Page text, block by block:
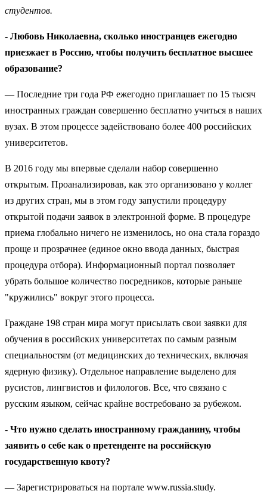
студентов.
- Любовь Николаевна, сколько иностранцев ежегодно
приезжает в Россию, чтобы получить бесплатное высшее
образование?
— Последние три года РФ ежегодно приглашает по 15 тысяч
иностранных граждан совершенно бесплатно учиться в наших
вузах. В этом процессе задействовано более 400 российских
университетов.
В 2016 году мы впервые сделали набор совершенно
открытым. Проанализировав, как это организовано у коллег
из других стран, мы в этом году запустили процедуру
открытой подачи заявок в электронной форме. В процедуре
приема глобально ничего не изменилось, но она стала гораздо
проще и прозрачнее (единое окно ввода данных, быстрая
процедура отбора). Информационный портал позволяет
убрать большое количество посредников, которые раньше
"кружились" вокруг этого процесса.
Граждане 198 стран мира могут присылать свои заявки для
обучения в российских университетах по самым разным
специальностям (от медицинских до технических, включая
ядерную физику). Отдельное направление выделено для
русистов, лингвистов и филологов. Все, что связано с
русским языком, сейчас крайне востребовано за рубежом.
- Что нужно сделать иностранному гражданину, чтобы
заявить о себе как о претенденте на российскую
государственную квоту?
— Зарегистрироваться на портале www.russia.study.